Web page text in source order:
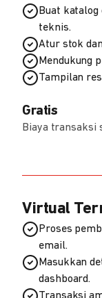
Buat
teknis.
Atur stok
Mendukung
Tampilan
Gratis
Biaya transaksi
Virtual
Proses
email.
Masukkan
dashboard.